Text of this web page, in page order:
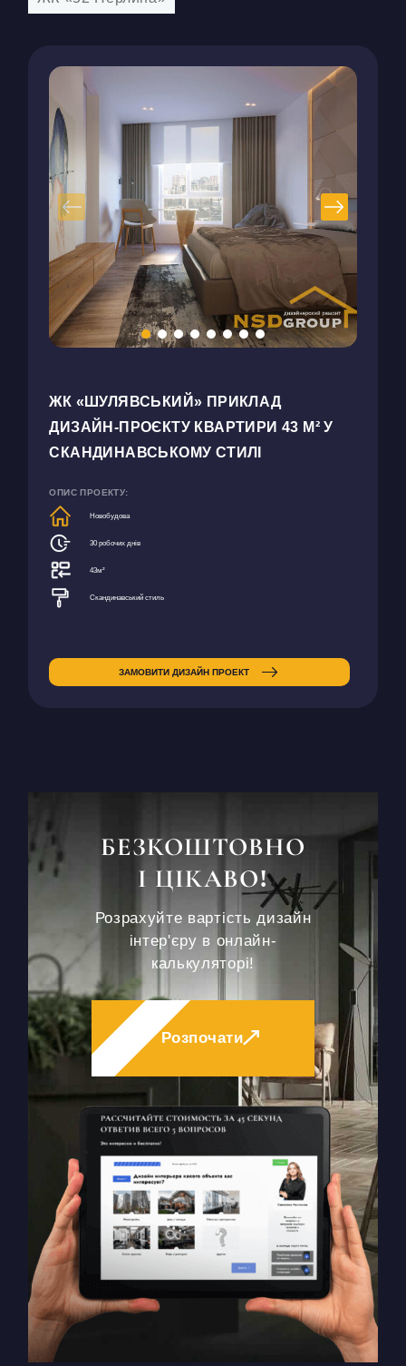
ЖК «ШУЛЯВСЬКИЙ» ПРИКЛАД
ДИЗАЙН-ПРОЄКТУ КВАРТИРИ 43 М² У
СКАНДИНАВСЬКОМУ СТИЛІ
ОПИС ПРОЕКТУ:
Новобудова
30 робочих днів
43м²
Скандинавський стиль
ЗАМОВИТИ ДИЗАЙН ПРОЕКТ
БЕЗКОШТОВНО
І ЦІКАВО!
Розрахуйте вартість дизайн
інтер'єру в онлайн-
калькуляторі!
Розпочати